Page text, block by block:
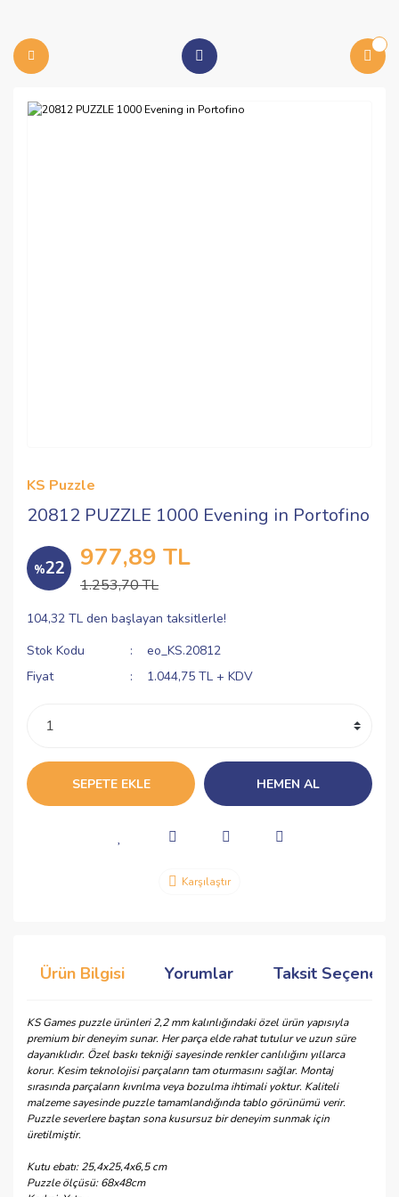
KS Puzzle
20812 PUZZLE 1000 Evening in Portofino
%22 977,89 TL
1.253,70 TL
104,32 TL den başlayan taksitlerle!
Stok Kodu
eo_KS.20812
Fiyat
1.044,75 TL + KDV
SEPETE EKLE HEMEN AL
Karşılaştır
Ürün Bilgisi Yorumlar Taksit
KS Games puzzle ürünleri 2,2 mm kalınlığındaki özel ürün yapısıyla
premium bir deneyim sunar. Her parça elde rahat tutulur ve uzun süre
dayanıklıdır. Özel baskı tekniği sayesinde renkler canlılığını yıllarca
korur. Kesim teknolojisi parçaların tam oturmasını sağlar. Montaj
sırasında parçaların kıvrılma veya bozulma ihtimali yoktur. Kaliteli
malzeme sayesinde puzzle tamamlandığında tablo görünümü verir.
Puzzle severlere baştan sona kusursuz bir deneyim sunmak için
üretilmiştir.
Kutu ebatı: 25,4x25,4x6,5 cm
Puzzle ölçüsü: 68x48cm